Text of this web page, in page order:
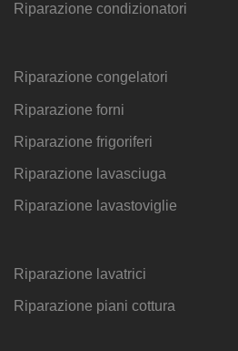
Riparazione condizionatori
Riparazione congelatori
Riparazione forni
Riparazione frigoriferi
Riparazione lavasciuga
Riparazione lavastoviglie
Riparazione lavatrici
Riparazione piani cottura